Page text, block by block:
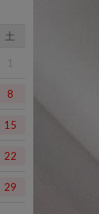
土
1
8
15
22
29